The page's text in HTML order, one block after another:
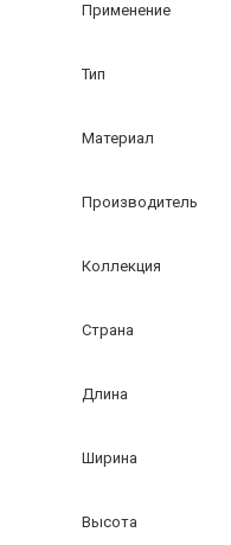
Применение
Тип
Материал
Производитель
Коллекция
Страна
Длина
Ширина
Высота